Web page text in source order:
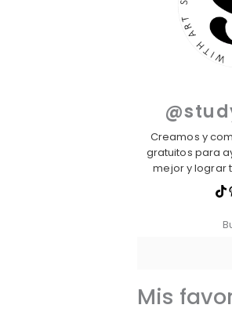
Creamos y
gratuitos para
mejor y lograr
Mis